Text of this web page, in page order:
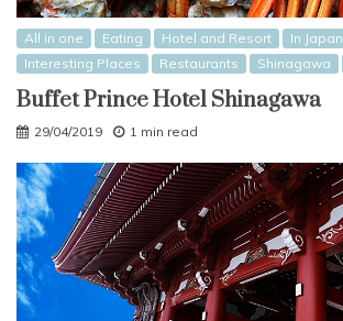
All in one Eating Hotel and Resort
In Japan
Interesting Places
Restaurants Shinagawa
Buffet Prince Hotel Shinagawa
29/04/2019 1 min read